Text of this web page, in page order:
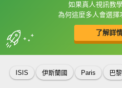
如果真人視訊教
為何這麼多人會選擇
了解詳
框選或點兩下字幕可
收錄佳句
ISIS 伊斯蘭國 Paris 巴黎